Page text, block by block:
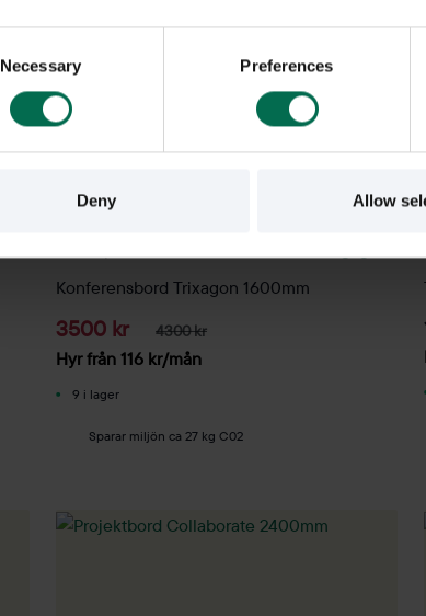
Necessary Preferences
Deny Allow
Konferensbord Trixagon 1600mm
3500 kr 4300 kr
Hyr från 116 kr/mån
9 i lager
Sparar miljön ca 27 kg C02